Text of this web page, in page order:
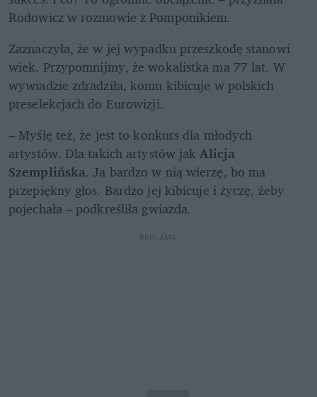
Rodowicz w rozmowie z Pomponikiem.
Zaznaczyła, że w jej wypadku przeszkodę stanowi
wiek. Przypomnijmy, że wokalistka ma 77 lat. W
wywiadzie zdradziła, komu kibicuje w polskich
preselekcjach do Eurowizji.
– Myślę też, że jest to konkurs dla młodych
artystów. Dla takich artystów jak Alicja
Szemplińska. Ja bardzo w nią wierzę, bo ma
przepiękny głos. Bardzo jej kibicuje i życzę, żeby
pojechała – podkreśliła gwiazda.
REKLAMA